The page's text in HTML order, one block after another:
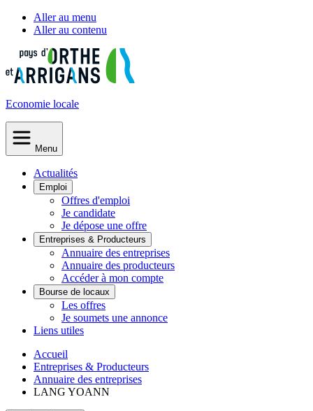
Aller au menu
Aller au contenu
Economie locale
Menu
Actualités
Emploi
Offres d'emploi
Je candidate
Je dépose une offre
Entreprises & Producteurs
Annuaire des entreprises
Annuaire des producteurs
Accéder à mon compte
Bourse de locaux
Les offres
Je soumets une annonce
Liens utiles
Accueil
Entreprises & Producteurs
Annuaire des entreprises
LANG YOANN